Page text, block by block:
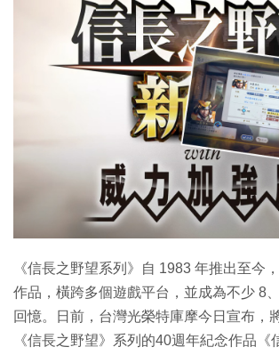
《信長之野望系列》自 1983 年推出至今
作品，橫跨多個遊戲平台，並成為不少 8
回憶。日前，台灣光榮特庫摩今日宣布，
《信長之野望》系列的40週年紀念作品《